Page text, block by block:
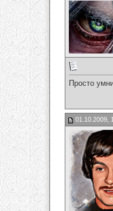
Просто
01.10.2009,